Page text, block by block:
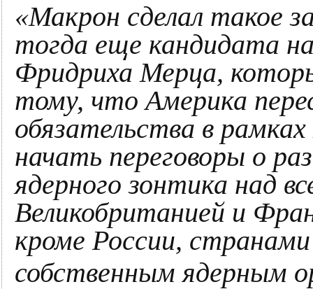
«Макрон сделал такое
тогда еще кандидата
Фридриха Мерца,
тому, что Америка
обязательства в
начать переговоры о
ядерного зонтика над
Великобританией и
кроме России,
собственным ядерным